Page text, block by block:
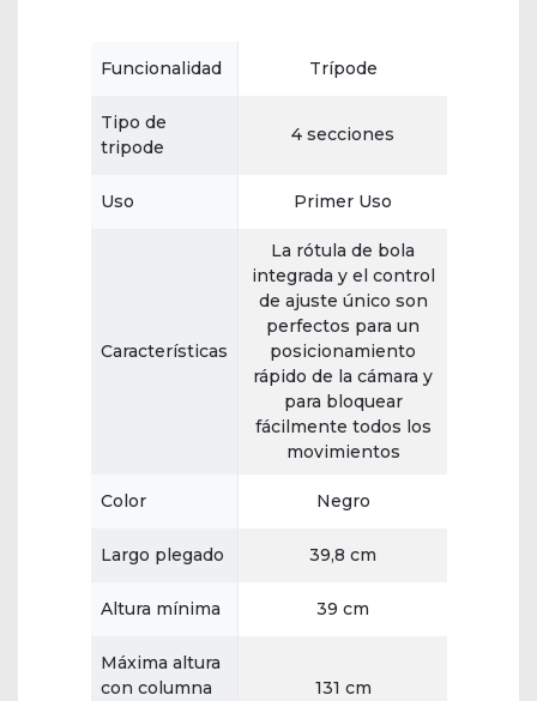
Funcionalidad Trípode
Tipo de
tripode
4 secciones
Uso Primer Uso
Características
La rótula de bola
integrada y el control
de ajuste único son
perfectos para un
posicionamiento
rápido de la cámara y
para bloquear
fácilmente todos los
movimientos
Color Negro
Largo plegado 39,8 cm
Altura mínima 39 cm
Máxima altura
con columna
131 cm